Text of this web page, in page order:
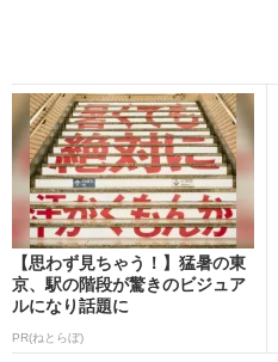
【思わず見ちゃう！】猛暑の東
京、駅の階段が驚きのビジュア
ルになり話題に
PR(ねとらぼ)